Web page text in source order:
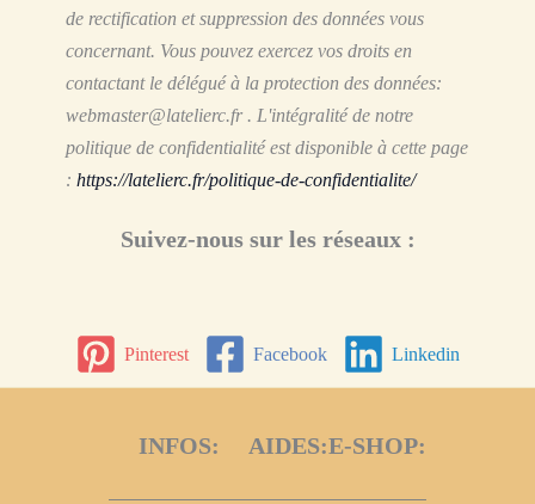
de rectification et suppression des données vous
concernant. Vous pouvez exercez vos droits en
contactant le délégué à la protection des données:
webmaster@latelierc.fr . L'intégralité de notre
politique de confidentialité est disponible à cette page
: https://latelierc.fr/politique-de-confidentialite/
Suivez-nous sur les réseaux :
Pinterest Facebook Linkedin
INFOS: AIDES:E-SHOP: